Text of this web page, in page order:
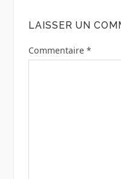
LAISSER UN
Commentaire *